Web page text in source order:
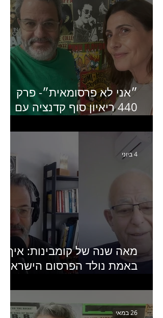
״אני לא פרסומאית״- פרק
440 ריאיון סוף קדנציה עם
מנכ״לית באומן בר ריבנאי
מאה שנה של קומבינות: איך
באמת נולד הפרסום
מחבר הספר "מסע פרסום:
פרקים בחיי הפרסום
4 ביוני
26 במאי